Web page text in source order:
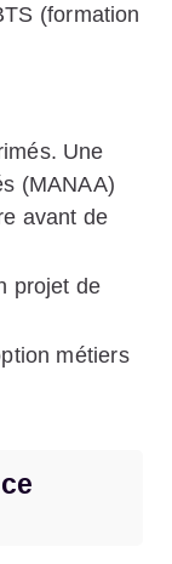
(formation
Une
(MANAA)
avant de
projet de
métiers